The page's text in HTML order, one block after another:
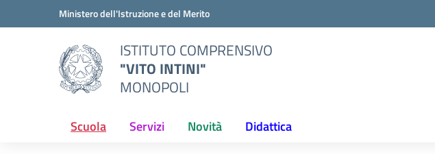
Vai ai contenuti
Vai al menu di navigazioneMinistero dell'Istruzione e del Merito
ISTITUTO COMPRENSIVO
"VITO INTINI"
MONOPOLI
Scuola Servizi Novità Didattica